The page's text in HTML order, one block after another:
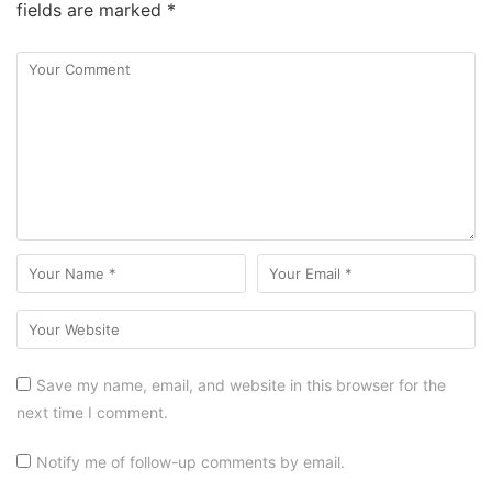
fields are marked *
Save my name, email, and website in this browser for the
next time I comment.
Notify me of follow-up comments by email.